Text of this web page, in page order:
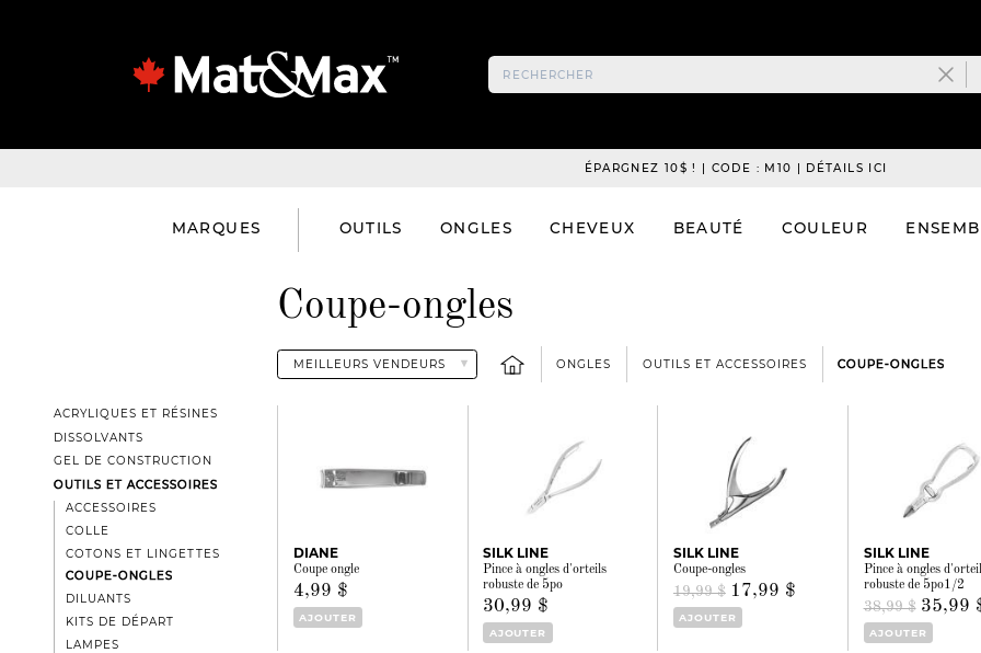
ÉPARGNEZ 10$ ! | CODE : M10 | DÉTAILS ICI
MARQUES OUTILS ONGLES CHEVEUX BEAUTÉ COULEUR
Coupe-ongles
ONGLES OUTILS ET ACCESSOIRES COUPE-ONGLES
ACRYLIQUES ET RÉSINES
DISSOLVANTS
GEL DE CONSTRUCTION
OUTILS ET ACCESSOIRES
ACCESSOIRES
COLLE
COTONS ET LINGETTES
COUPE-ONGLES
DILUANTS
KITS DE DÉPART
LAMPES
DIANE
Coupe ongle
4,99 $
AJOUTER
SILK LINE
Pince à ongles d'orteils
robuste de 5po
30,99 $
AJOUTER
SILK LINE
Coupe-ongles
19,99 $ 17,99 $
AJOUTER
SILK LINE
Pince à ongles
robuste de 5po1/2
38,99 $ 35,99
AJOUTER